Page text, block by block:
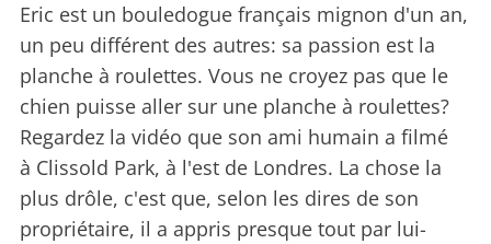
Eric est un bouledogue français mignon d'un an,
un peu différent des autres: sa passion est la
planche à roulettes. Vous ne croyez pas que le
chien puisse aller sur une planche à roulettes?
Regardez la vidéo que son ami humain a filmé
à Clissold Park, à l'est de Londres. La chose la
plus drôle, c'est que, selon les dires de son
propriétaire, il a appris presque tout par lui-